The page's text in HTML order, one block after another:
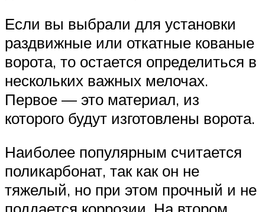
Если вы выбрали для установки
раздвижные или откатные кованые
ворота, то остается определиться в
нескольких важных мелочах.
Первое — это материал, из
которого будут изготовлены ворота.
Наиболее популярным считается
поликарбонат, так как он не
тяжелый, но при этом прочный и не